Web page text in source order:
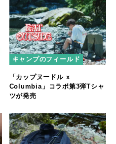
キャンプのフィールド
「カップヌードル x
Columbia」コラボ第3弾Tシャ
ツが発売